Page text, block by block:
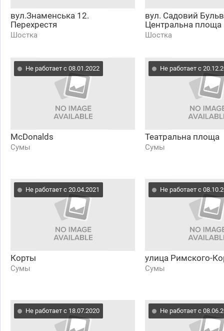
вул.Знаменська 12.
Перехрестя
Шостка
вул. Садовий
Центральна площа
Шостка
Не работает с 08.01.2022
McDonalds
Сумы
Не работает с
Театральна площа
Сумы
Не работает с 20.04.2021
Корты
Сумы
Не работает с
улица Римского-
Сумы
Не работает с 18.07.2020 Не работает с